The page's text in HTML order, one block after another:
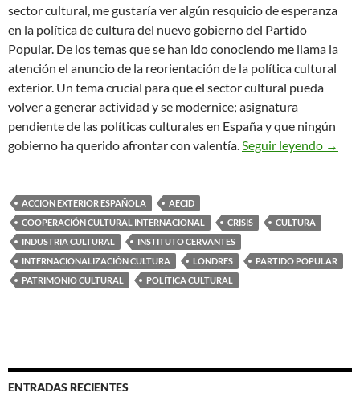
sector cultural, me gustaría ver algún resquicio de esperanza
en la política de cultura del nuevo gobierno del Partido
Popular. De los temas que se han ido conociendo me llama la
atención el anuncio de la reorientación de la política cultural
exterior. Un tema crucial para que el sector cultural pueda
volver a generar actividad y se modernice; asignatura
pendiente de las políticas culturales en España y que ningún
gobierno ha querido afrontar con valentía.Seguir leyendo →
ACCION EXTERIOR ESPAÑOLA
AECID
COOPERACIÓN CULTURAL INTERNACIONAL
CRISIS
CULTURA
INDUSTRIA CULTURAL
INSTITUTO CERVANTES
INTERNACIONALIZACIÓN CULTURA
LONDRES
PARTIDO POPULAR
PATRIMONIO CULTURAL
POLÍTICA CULTURAL
ENTRADAS RECIENTES